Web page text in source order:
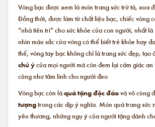
Vòng bạc được xem là món trang sức trừ tà, xua
Đồng thời, được làm từ chất liệu bạc, chiếc vòng
“nhà tiên tri” cho sức khỏe của con người, nhất
nhìn màu sắc của vòng có thể biết trẻ khỏe hay
thế, vòng tay bạc không chỉ là trang sức đẹp, tạo
chú ýcủa mọi người mà còn đem lại cảm giác an
cũng như tâm linh cho người đeo
Vòng bạc còn làquà tặng độc đáovà vô cùng
tượngtrong các dịp ý nghĩa. Món quà trang sức
yêu thương, những ngụ ý của người tặng dành